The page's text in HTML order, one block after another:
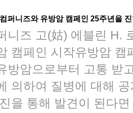
퍼니즈와 유방암 캠페인 25주년을
니즈 고(姑) 에블린 H.
캠페인 시작유방암
방암으로부터 고통 받
의하여 질병에 대해
을 통해 발견이 된다